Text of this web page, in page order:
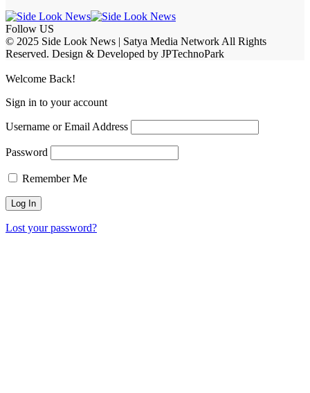
Follow US
© 2025 Side Look News | Satya Media Network All Rights
Reserved. Design & Developed by JPTechnoPark
Welcome Back!
Sign in to your account
Username or Email Address
Password
Remember Me
Lost your password?